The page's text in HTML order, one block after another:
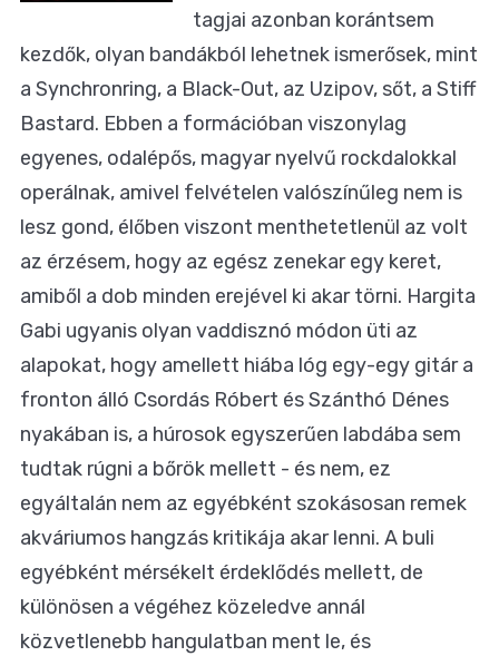
tagjai azonban korántsem
kezdők, olyan bandákból lehetnek ismerősek, mint
a Synchronring, a Black-Out, az Uzipov, sőt, a Stiff
Bastard. Ebben a formációban viszonylag
egyenes, odalépős, magyar nyelvű rockdalokkal
operálnak, amivel felvételen valószínűleg nem is
lesz gond, élőben viszont menthetetlenül az volt
az érzésem, hogy az egész zenekar egy keret,
amiből a dob minden erejével ki akar törni. Hargita
Gabi ugyanis olyan vaddisznó módon üti az
alapokat, hogy amellett hiába lóg egy-egy gitár a
fronton álló Csordás Róbert és Szánthó Dénes
nyakában is, a húrosok egyszerűen labdába sem
tudtak rúgni a bőrök mellett - és nem, ez
egyáltalán nem az egyébként szokásosan remek
akváriumos hangzás kritikája akar lenni. A buli
egyébként mérsékelt érdeklődés mellett, de
különösen a végéhez közeledve annál
közvetlenebb hangulatban ment le, és